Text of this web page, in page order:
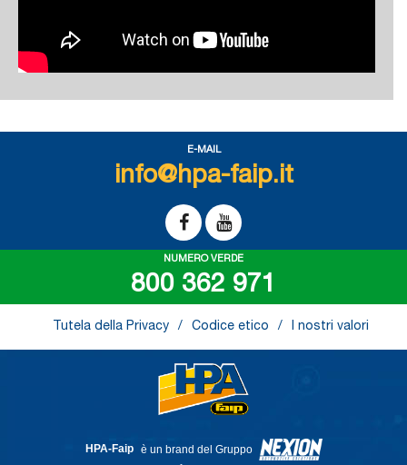
E-MAIL
info@hpa-faip.it
NUMERO VERDE
800 362 971
Tutela della Privacy Codice etico I nostri valori
HPA-Faip è un brand del Gruppo